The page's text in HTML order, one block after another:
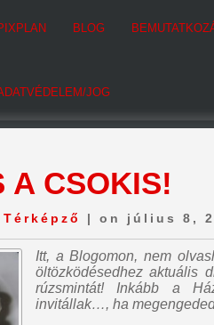
BLOG
JOG
A CSOKIS!
Térképző | on július 8,
Itt, a Blogomon, nem
öltözködésedhez aktuális
rúzsmintát! Inkább a
invitállak…, ha